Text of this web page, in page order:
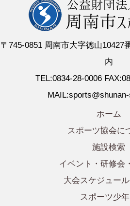
〒745-0851 周南市大字徳山10427
内
TEL:0834-28-0006
ホーム
スポーツ協会に
施設検索
イベント・研修会
大会スケジュー
スポーツ少年